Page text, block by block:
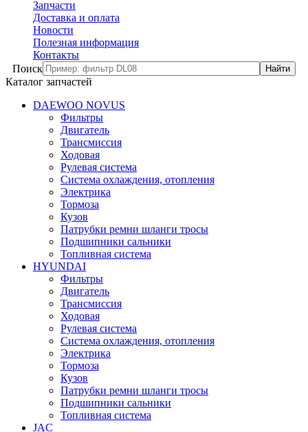
Запчасти
Доставка и оплата
Новости
Полезная информация
Контакты
Поиск
Каталог запчастей
DAEWOO NOVUS
Фильтры
Двигатель
Трансмиссия
Ходовая
Рулевая система
Система охлаждения, отопления
Электрика
Тормоза
Кузов
Патрубки ремни шланги тросы
Подшипники cальники
Топливная система
HYUNDAI
Фильтры
Двигатель
Трансмиссия
Ходовая
Рулевая система
Система охлаждения, отопления
Электрика
Тормоза
Кузов
Патрубки ремни шланги тросы
Подшипники сальники
Топливная система
JAC